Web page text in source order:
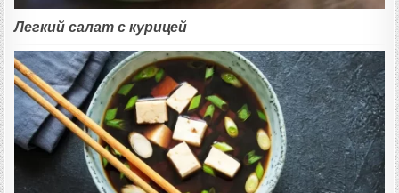
Легкий салат с курицей